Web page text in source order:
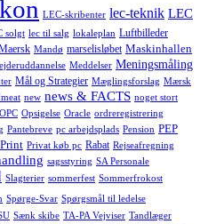
LEC-skribenter lec-teknik LEC
solgt lec til salg lokaleplan Luftbilleder
Mandø marselisløbet Maskinhallen
Meddelser Meningsmåling
Mål og Strategier Mæglingsforslag Mærsk
new news & FACTS noget stort
OPC Opsigelse Oracle ordreregistrering
Pantebreve pc arbejdsplads Pension PEP
Print Privat køb pc Rabat Rejseafregning
sagsstyring SA Personale
Slagterier sommerfest Sommerfrokost
Spørge-Svar Spørgsmål til ledelse
Sænk skibe TA-PA Vejviser Tandlæger